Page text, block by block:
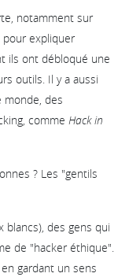
notamment sur
pour expliquer
ils ont débloqué une
outils. Il y a aussi
monde, des
comme Hack in
? Les "gentils
blancs), des gens qui
de "hacker éthique".
gardant un sens